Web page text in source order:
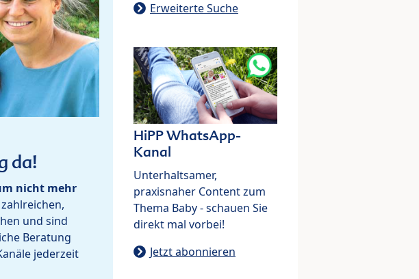
da!
nicht mehr
und sind
Beratung
jederzeit
Erweiterte Suche
HiPP WhatsApp-
Kanal
Unterhaltsamer,
praxisnaher Content zum
Thema Baby - schauen Sie
direkt mal vorbei!
Jetzt abonnieren